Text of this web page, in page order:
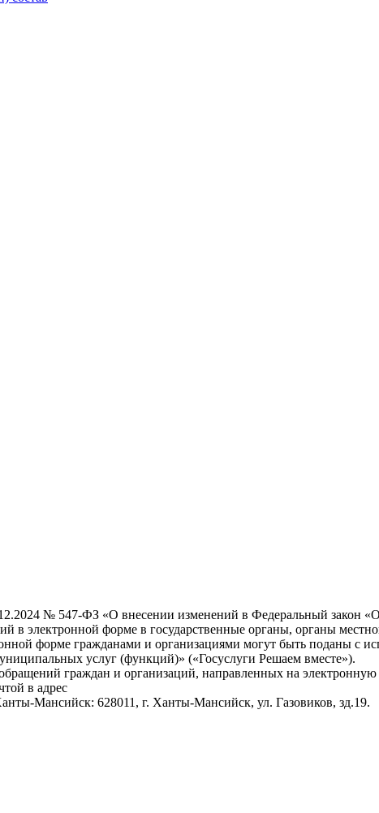
№ 547-ФЗ «О внесении изменений в Федеральный закон
в электронной форме в государственные органы, органы
форме гражданами и организациями могут быть поданы с
услуг (функций)» («Госуслуги Решаем вместе»).
граждан и организаций, направленных на
в адрес
Мансийск: 628011, г. Ханты-Мансийск, ул. Газовиков, зд.19.